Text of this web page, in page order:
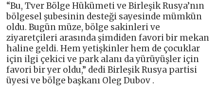
“Bu, Tver Bölge Hükümeti ve Birleşik Rusya’nın
bölgesel şubesinin desteği sayesinde mümkün
oldu. Bugün müze, bölge sakinleri ve
ziyaretçileri arasında şimdiden favori bir mekan
haline geldi. Hem yetişkinler hem de çocuklar
için ilgi çekici ve park alanı da yürüyüşler için
favori bir yer oldu,” dedi Birleşik Rusya partisi
üyesi ve bölge başkanı Oleg Dubov .